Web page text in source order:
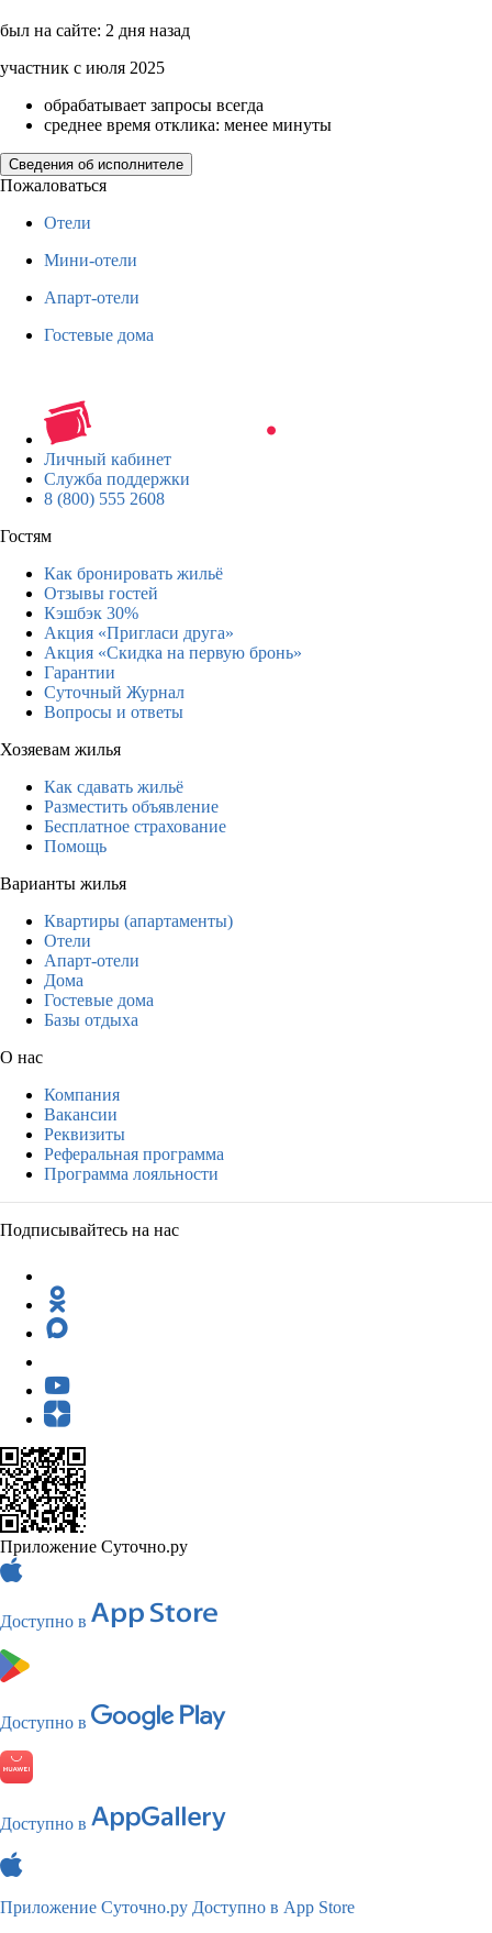
был на сайте: 2 дня назад
участник с июля 2025
обрабатывает запросы всегда
среднее время отклика: менее минуты
Сведения об исполнителе
Пожаловаться
Отели
Мини-отели
Апарт-отели
Гостевые дома
Личный кабинет
Служба поддержки
8 (800) 555 2608
Гостям
Как бронировать жильё
Отзывы гостей
Кэшбэк 30%
Акция «Пригласи друга»
Акция «Скидка на первую бронь»
Гарантии
Суточный Журнал
Вопросы и ответы
Хозяевам жилья
Как сдавать жильё
Разместить объявление
Бесплатное страхование
Помощь
Варианты жилья
Квартиры (апартаменты)
Отели
Апарт-отели
Дома
Гостевые дома
Базы отдыха
О нас
Компания
Вакансии
Реквизиты
Реферальная программа
Программа лояльности
Подписывайтесь на нас
Приложение Суточно.ру
Доступно в
Доступно в
Доступно в
Приложение Суточно.ру Доступно в App Store